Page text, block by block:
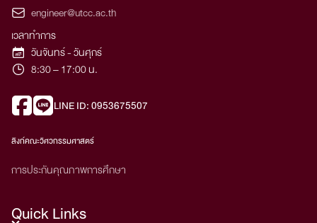
Quick Links
engineer@utcc.ac.th
เวลาทำการ
วันจันทร์ - วันศุกร์
8:30 – 17:00 น.
LINE ID: 0953675507
ลิงก์คณะวิศวกรรมศาสตร์
การประกันคุณภาพการศึกษา